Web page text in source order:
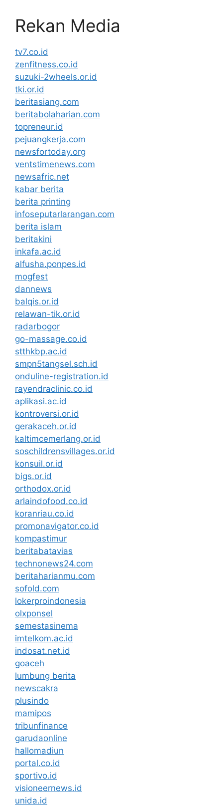
Rekan Media
tv7.co.id
zenfitness.co.id
suzuki-2wheels.or.id
tki.or.id
beritasiang.com
beritabolaharian.com
topreneur.id
pejuangkerja.com
newsfortoday.org
ventstimenews.com
newsafric.net
kabar berita
berita printing
infoseputarlarangan.com
berita islam
beritakini
inkafa.ac.id
alfusha.ponpes.id
mogfest
dannews
balqis.or.id
relawan-tik.or.id
radarbogor
go-massage.co.id
stthkbp.ac.id
smpn5tangsel.sch.id
onduline-registration.id
rayendraclinic.co.id
aplikasi.ac.id
kontroversi.or.id
gerakaceh.or.id
kaltimcemerlang.or.id
soschildrensvillages.or.id
konsuil.or.id
bigs.or.id
orthodox.or.id
arlaindofood.co.id
koranriau.co.id
promonavigator.co.id
kompastimur
beritabatavias
technonews24.com
beritaharianmu.com
sofold.com
lokerproindonesia
olxponsel
semestasinema
imtelkom.ac.id
indosat.net.id
goaceh
lumbung berita
newscakra
plusindo
mamipos
tribunfinance
garudaonline
hallomadiun
portal.co.id
sportivo.id
visioneernews.id
unida.id